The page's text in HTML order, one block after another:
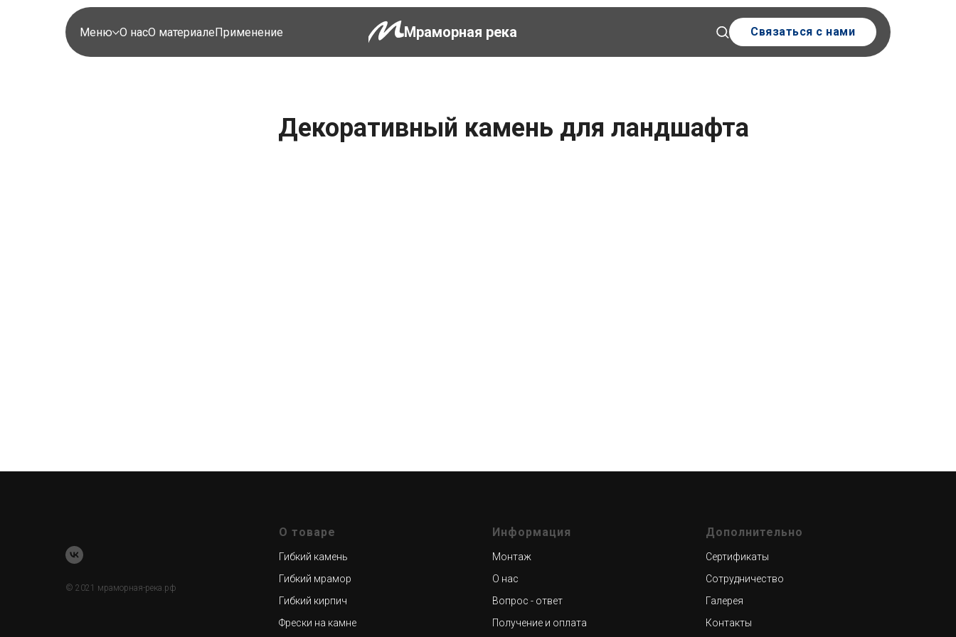
Меню О насО материалеПрименение Мраморная река Связаться с нами
Декоративный камень для ландшафта
© 2021 мраморная-река.рф
О товаре
Гибкий камень
Гибкий мрамор
Гибкий кирпич
Фрески на камне
Информация
Монтаж
О нас
Вопрос - ответ
Получение и оплата
Дополнительно
Сертификаты
Сотрудничество
Галерея
Контакты